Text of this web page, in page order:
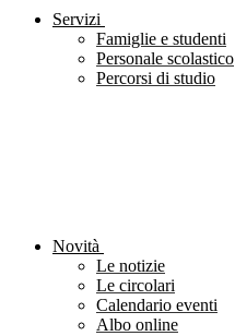
Servizi
Famiglie e studenti
Personale scolastico
Percorsi di studio
Novità
Le notizie
Le circolari
Calendario eventi
Albo online